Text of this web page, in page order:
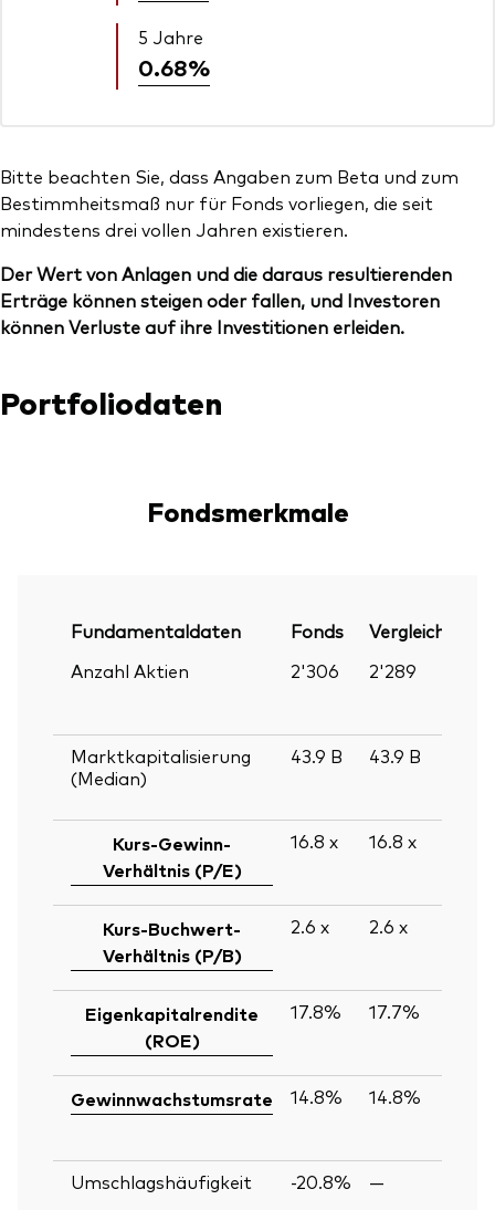
5 Jahre
0.68%
Bitte beachten Sie, dass Angaben zum Beta und zum
Bestimmheitsmaß nur für Fonds vorliegen, die seit
mindestens drei vollen Jahren existieren.
Der Wert von Anlagen und die daraus resultierenden
Erträge können steigen oder fallen, und Investoren
können Verluste auf ihre Investitionen erleiden.
Portfoliodaten
Fondsmerkmale
Fundamentaldaten Fonds
Anzahl Aktien
2'306 2'289
Marktkapitalisierung
(Median)
43.9 B 43.9 B
Kurs-Gewinn-
Verhältnis (P/E)
16.8 x 16.8 x
Kurs-Buchwert-
Verhältnis (P/B)
2.6 x 2.6 x
Eigenkapitalrendite
(ROE)
17.8% 17.7%
Gewinnwachstumsrate 14.8% 14.8%
Umschlagshäufigkeit -20.8% —